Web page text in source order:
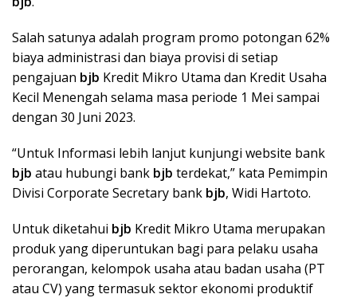
Salah satunya adalah program promo potongan 62%
biaya administrasi dan biaya provisi di setiap
pengajuan bjb Kredit Mikro Utama dan Kredit Usaha
Kecil Menengah selama masa periode 1 Mei sampai
dengan 30 Juni 2023.
“Untuk Informasi lebih lanjut kunjungi website bank
bjb atau hubungi bank bjb terdekat,” kata Pemimpin
Divisi Corporate Secretary bank bjb, Widi Hartoto.
Untuk diketahui bjb Kredit Mikro Utama merupakan
produk yang diperuntukan bagi para pelaku usaha
perorangan, kelompok usaha atau badan usaha (PT
atau CV) yang termasuk sektor ekonomi produktif